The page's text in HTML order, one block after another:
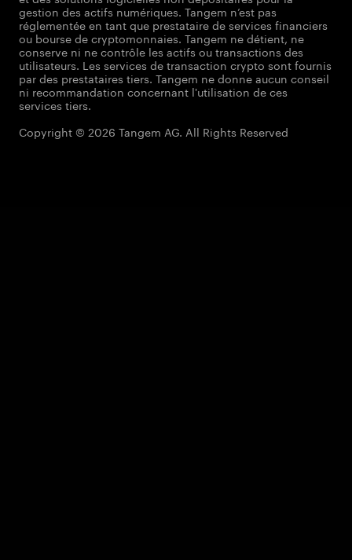
gestion des actifs numériques. Tangem n’est pas
réglementée en tant que prestataire de services financiers
ou bourse de cryptomonnaies. Tangem ne détient, ne
conserve ni ne contrôle les actifs ou transactions des
utilisateurs. Les services de transaction crypto sont fournis
par des prestataires tiers. Tangem ne donne aucun conseil
ni recommandation concernant l'utilisation de ces
services tiers.